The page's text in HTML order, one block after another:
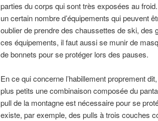
parties du corps qui sont très exposées au
un certain nombre d’équipements qui peuvent
oublier de prendre des chaussettes de ski, des
ces équipements, il faut aussi se munir de
de bonnets pour se protéger lors des pauses.
En ce qui concerne l’habillement proprement
plus petits une combinaison composée du
pull de la montagne est nécessaire pour se
existe, par exemple, des pulls à trois couches